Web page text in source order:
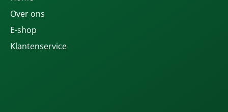
Over ons
E-shop
Klantenservice